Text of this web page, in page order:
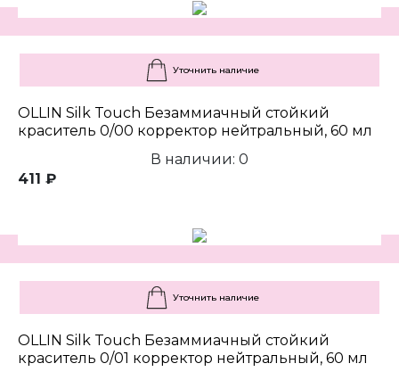
Уточнить наличие
OLLIN Silk Touch Безаммиачный стойкий
краситель 0/00 корректор нейтральный, 60 мл
В наличии: 0
411 ₽
Уточнить наличие
OLLIN Silk Touch Безаммиачный стойкий
краситель 0/01 корректор нейтральный, 60 мл